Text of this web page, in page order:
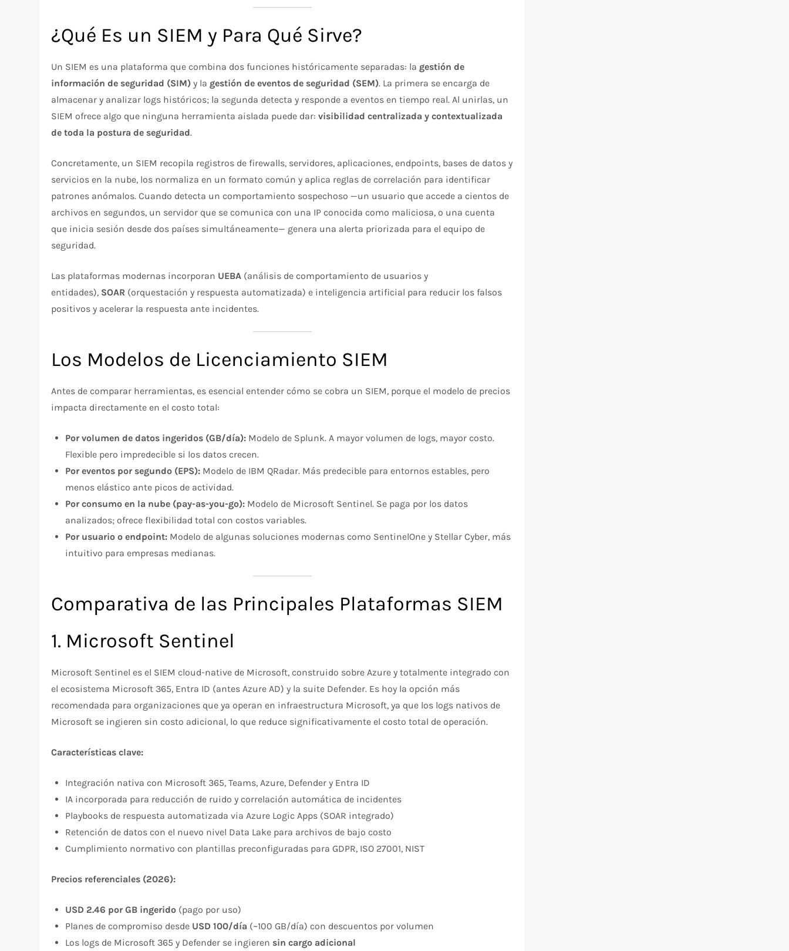
¿Qué Es un SIEM y Para Qué Sirve?
Un SIEM es una plataforma que combina dos funciones históricamente separadas: la gestión de
información de seguridad (SIM) y la gestión de eventos de seguridad (SEM). La primera se encarga de
almacenar y analizar logs históricos; la segunda detecta y responde a eventos en tiempo real. Al unirlas, un
SIEM ofrece algo que ninguna herramienta aislada puede dar:visibilidad centralizada y contextualizada
de toda la postura de seguridad.
Concretamente, un SIEM recopila registros de firewalls, servidores, aplicaciones, endpoints, bases de datos y
servicios en la nube, los normaliza en un formato común y aplica reglas de correlación para identificar
patrones anómalos. Cuando detecta un comportamiento sospechoso —un usuario que accede a cientos de
archivos en segundos, un servidor que se comunica con una IP conocida como maliciosa, o una cuenta
que inicia sesión desde dos países simultáneamente— genera una alerta priorizada para el equipo de
seguridad.
Las plataformas modernas incorporan UEBA (análisis de comportamiento de usuarios y
entidades), SOAR (orquestación y respuesta automatizada) e inteligencia artificial para reducir los falsos
positivos y acelerar la respuesta ante incidentes.
Los Modelos de Licenciamiento SIEM
Antes de comparar herramientas, es esencial entender cómo se cobra un SIEM, porque el modelo de precios
impacta directamente en el costo total:
Por volumen de datos ingeridos (GB/día): Modelo de Splunk. A mayor volumen de logs, mayor costo.
Flexible pero impredecible si los datos crecen.
Por eventos por segundo (EPS): Modelo de IBM QRadar. Más predecible para entornos estables, pero
menos elástico ante picos de actividad.
Por consumo en la nube (pay-as-you-go): Modelo de Microsoft Sentinel. Se paga por los datos
analizados; ofrece flexibilidad total con costos variables.
Por usuario o endpoint: Modelo de algunas soluciones modernas como SentinelOne y Stellar Cyber, más
intuitivo para empresas medianas.
Comparativa de las Principales Plataformas SIEM
1. Microsoft Sentinel
Microsoft Sentinel es el SIEM cloud-native de Microsoft, construido sobre Azure y totalmente integrado con
el ecosistema Microsoft 365, Entra ID (antes Azure AD) y la suite Defender. Es hoy la opción más
recomendada para organizaciones que ya operan en infraestructura Microsoft, ya que los logs nativos de
Microsoft se ingieren sin costo adicional, lo que reduce significativamente el costo total de operación.
Características clave:
Integración nativa con Microsoft 365, Teams, Azure, Defender y Entra ID
IA incorporada para reducción de ruido y correlación automática de incidentes
Playbooks de respuesta automatizada via Azure Logic Apps (SOAR integrado)
Retención de datos con el nuevo nivel Data Lake para archivos de bajo costo
Cumplimiento normativo con plantillas preconfiguradas para GDPR, ISO 27001, NIST
Precios referenciales (2026):
USD 2.46 por GB ingerido (pago por uso)
Planes de compromiso desde USD 100/día (~100 GB/día) con descuentos por volumen
Los logs de Microsoft 365 y Defender se ingieren sin cargo adicional